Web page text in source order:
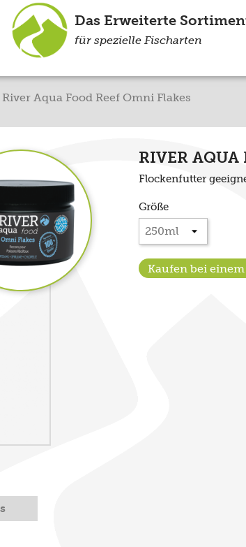
Das Erweiterte
für spezielle Fischarten
River Aqua Food Reef Omni Flakes
RIVER AQUA
Flockenfutter
Größe
Kaufen bei